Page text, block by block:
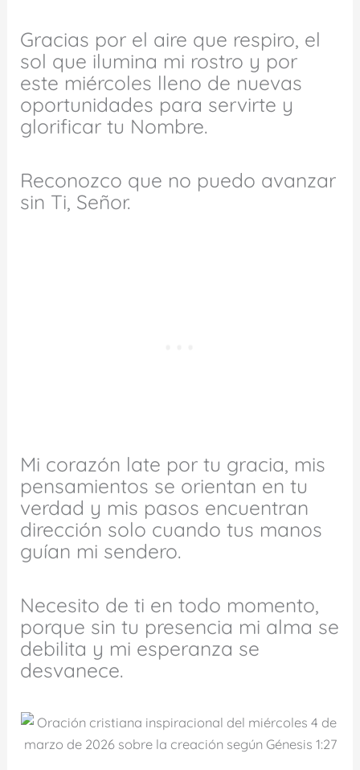
Gracias por el aire que respiro, el
sol que ilumina mi rostro y por
este miércoles lleno de nuevas
oportunidades para servirte y
glorificar tu Nombre.
Reconozco que no puedo avanzar
sin Ti, Señor.
Mi corazón late por tu gracia, mis
pensamientos se orientan en tu
verdad y mis pasos encuentran
dirección solo cuando tus manos
guían mi sendero.
Necesito de ti en todo momento,
porque sin tu presencia mi alma se
debilita y mi esperanza se
desvanece.